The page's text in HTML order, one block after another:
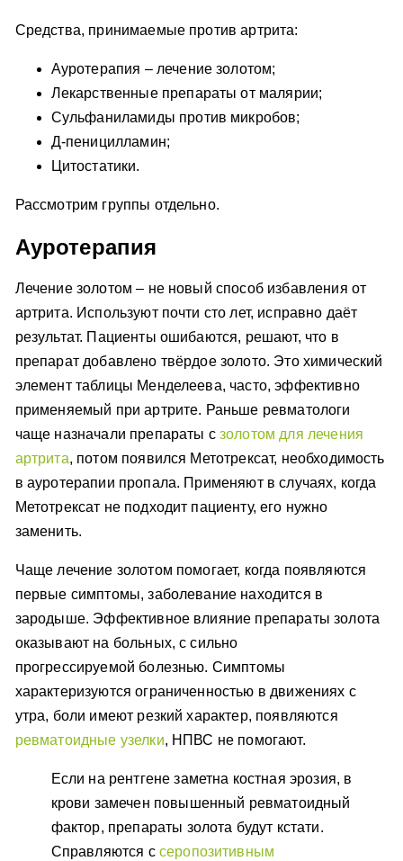
Средства, принимаемые против артрита:
Ауротерапия – лечение золотом;
Лекарственные препараты от малярии;
Сульфаниламиды против микробов;
Д-пеницилламин;
Цитостатики.
Рассмотрим группы отдельно.
Ауротерапия
Лечение золотом – не новый способ избавления от
артрита. Используют почти сто лет, исправно даёт
результат. Пациенты ошибаются, решают, что в
препарат добавлено твёрдое золото. Это химический
элемент таблицы Менделеева, часто, эффективно
применяемый при артрите. Раньше ревматологи
чаще назначали препараты с золотом для лечения
артрита, потом появился Метотрексат, необходимость
в ауротерапии пропала. Применяют в случаях, когда
Метотрексат не подходит пациенту, его нужно
заменить.
Чаще лечение золотом помогает, когда появляются
первые симптомы, заболевание находится в
зародыше. Эффективное влияние препараты золота
оказывают на больных, с сильно
прогрессируемой болезнью. Симптомы
характеризуются ограниченностью в движениях с
утра, боли имеют резкий характер, появляются
ревматоидные узелки, НПВС не помогают.
Если на рентгене заметна костная эрозия, в
крови замечен повышенный ревматоидный
фактор, препараты золота будут кстати.
Справляются с серопозитивным